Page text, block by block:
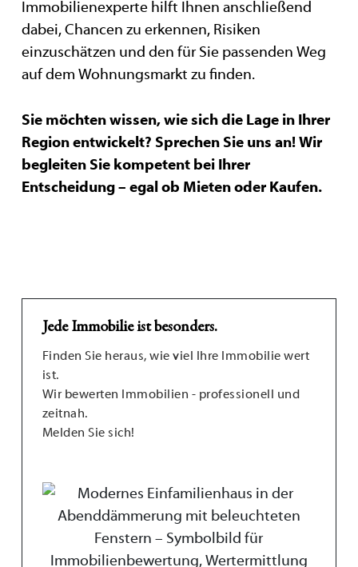
Immobilienexperte hilft Ihnen anschließend
dabei, Chancen zu erkennen, Risiken
einzuschätzen und den für Sie passenden Weg
auf dem Wohnungsmarkt zu finden.
Sie möchten wissen, wie sich die Lage in Ihrer
Region entwickelt? Sprechen Sie uns an! Wir
begleiten Sie kompetent bei Ihrer
Entscheidung – egal ob Mieten oder Kaufen.
Jede Immobilie ist besonders.
Finden Sie heraus, wie viel Ihre Immobilie wert
ist.
Wir bewerten Immobilien - professionell und
zeitnah.
Melden Sie sich!